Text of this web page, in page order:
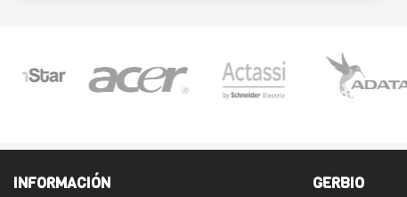
INFORMACIÓN GERBIO